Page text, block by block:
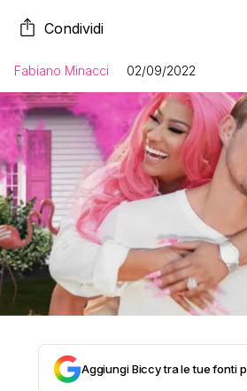
Condividi
Fabiano Minacci 02/09/2022
Aggiungi Biccy tra le tue fonti